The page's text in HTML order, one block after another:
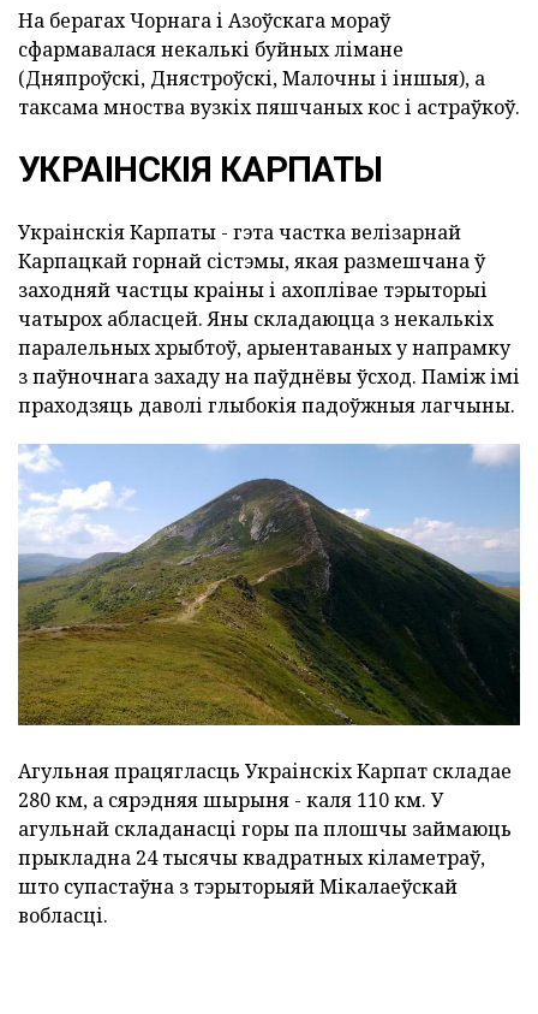
На берагах Чорнага і Азоўскага мораў
сфармавалася некалькі буйных лімане
(Дняпроўскі, Днястроўскі, Малочны і іншыя), а
таксама мноства вузкіх пяшчаных кос і астраўкоў.
УКРАІНСКІЯ КАРПАТЫ
Украінскія Карпаты - гэта частка велізарнай
Карпацкай горнай сістэмы, якая размешчана ў
заходняй частцы краіны і ахоплівае тэрыторыі
чатырох абласцей. Яны складаюцца з некалькіх
паралельных хрыбтоў, арыентаваных у напрамку
з паўночнага захаду на паўднёвы ўсход. Паміж імі
праходзяць даволі глыбокія падоўжныя лагчыны.
Агульная працягласць Украінскіх Карпат складае
280 км, а сярэдняя шырыня - каля 110 км. У
агульнай складанасці горы па плошчы займаюць
прыкладна 24 тысячы квадратных кіламетраў,
што супастаўна з тэрыторыяй Мікалаеўскай
вобласці.